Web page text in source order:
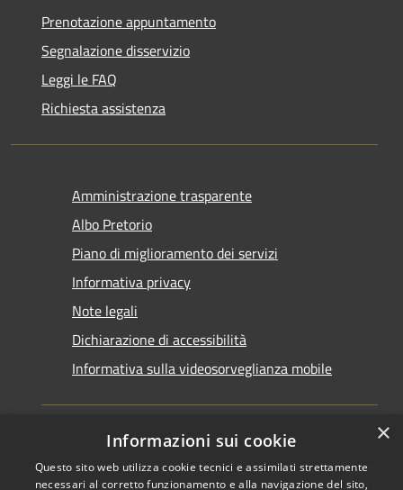
Prenotazione appuntamento
Segnalazione disservizio
Leggi le FAQ
Richiesta assistenza
Amministrazione trasparente
Albo Pretorio
Piano di miglioramento dei servizi
Informativa privacy
Note legali
Dichiarazione di accessibilità
Informativa sulla videosorveglianza mobile
RSS Copyright © 2026 • Comune di
×
Informazioni sui cookie
Questo sito web utilizza cookie tecnici e assimilati strettamente
necessari al corretto funzionamento e alla navigazione del sito,